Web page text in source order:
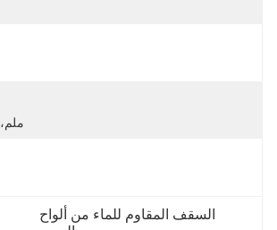
9 ملم، 12 ملم، 15 ملم